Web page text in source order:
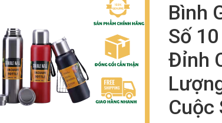
Bình
Số
Đỉnh
Cuộc